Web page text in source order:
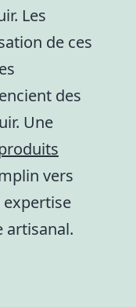
Les
de ces
des
Une
vers
expertise
artisanal.